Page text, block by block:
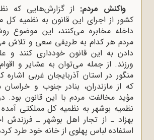
واکنش مردم: از گزارش‌هایى که
کشور از اجراى این قانون به نظمیه‌ کل
داخله مخابره مى‌کنند، این موضوع
مردم هر کدام به طریقى سعى و تلاش
دادن به این قانون خوددارى کنند و
ورزند. از جمله‌ می‌توان به عشایر و
منگور در استان آذربایجان غربى اشاره
که از مازندران، بنادر جنوب و
مؤید مخالفت مردم با این قانون بود.
نظمیه‌ بوشهر به نظمیه‌ کل مملکتى
بهزاد ـ از تجار اهل بوشهر ـ فرزندش
استفاده لباس پهلوى از خانه خود طرد